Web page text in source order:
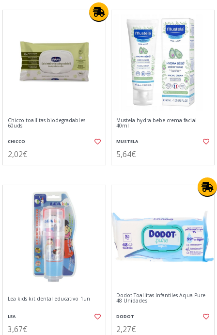
Chicco toallitas biodegradables
60uds.
CHICCO
2,02€
Mustela hydra-bebe crema facial
40ml
MUSTELA
5,64€
Lea kids kit dental educativo 1un
LEA
3,67€
Dodot Toallitas Infantiles Aqua Pure
48 Unidades
DODOT
2,27€